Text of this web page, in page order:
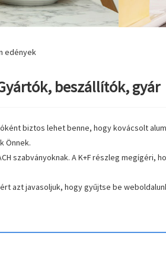
edények
beszállítók, gyár
biztos lehet benne, hogy kovácsolt
Önnek.
szabványoknak. A K+F részleg
azt javasoljuk, hogy gyűjtse be